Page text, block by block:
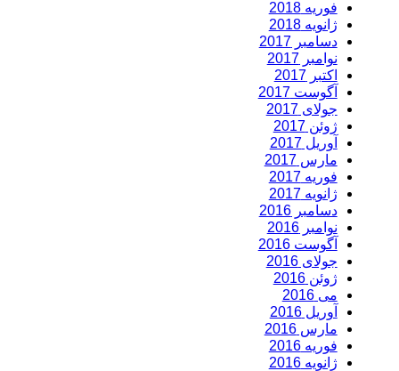
فوریه 2018
ژانویه 2018
دسامبر 2017
نوامبر 2017
اکتبر 2017
آگوست 2017
جولای 2017
ژوئن 2017
آوریل 2017
مارس 2017
فوریه 2017
ژانویه 2017
دسامبر 2016
نوامبر 2016
آگوست 2016
جولای 2016
ژوئن 2016
می 2016
آوریل 2016
مارس 2016
فوریه 2016
ژانویه 2016